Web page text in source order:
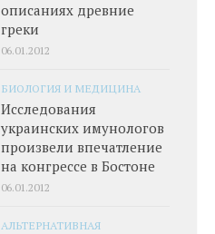
описаниях древние
греки
06.01.2012
БИОЛОГИЯ И МЕДИЦИНА
Исследования
украинских имунологов
произвели впечатление
на конгрессе в Бостоне
06.01.2012
АЛЬТЕРНАТИВНАЯ